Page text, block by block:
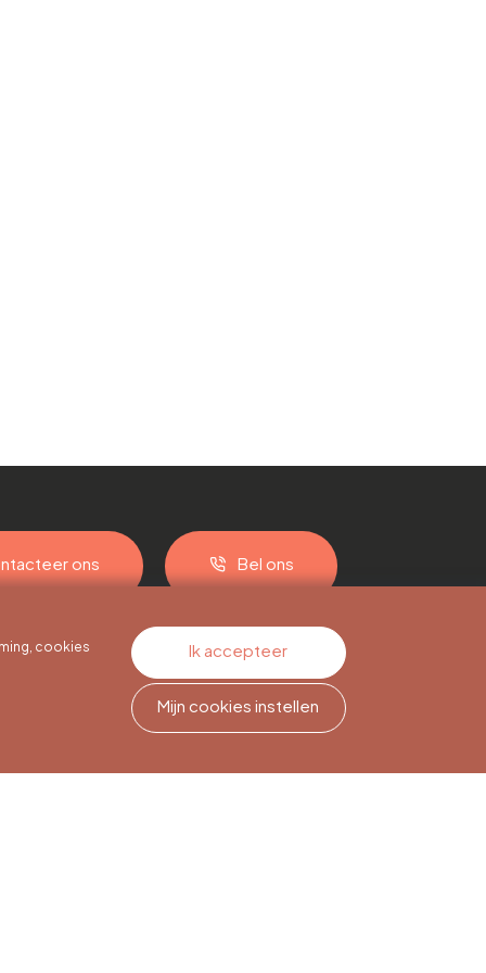
ons Bel ons
Nieuwsbriefabonnement
cookies
Ik accepteer
Mijn cookies instellen